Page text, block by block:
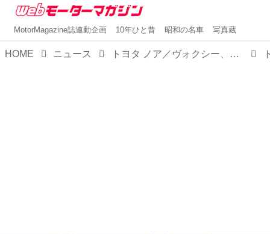
MotorMagazine誌連動企画 10年ひと昔 昭和の名車 写真蔵
HOME ニュース トヨタ ノア／ヴォクシー、一部改良で全グレードをハイブリッド車に。デザインも一体感を演出する方向性で変更